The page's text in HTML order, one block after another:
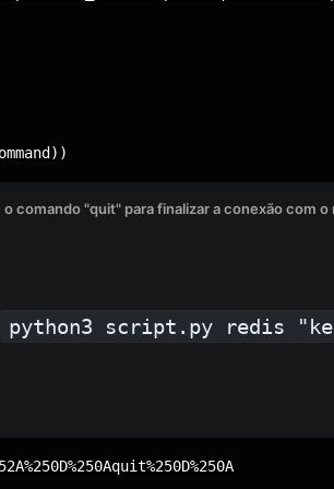
comando "quit" para finalizar a conexão com o
python3 script.py redis